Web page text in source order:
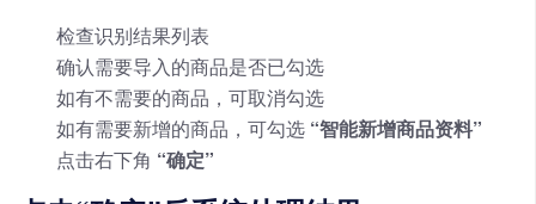
检查识别结果列表
确认需要导入的商品是否已勾选
如有不需要的商品，可取消勾选
如有需要新增的商品，可勾选 “智能新增商品资料”
点击右下角 “确定”